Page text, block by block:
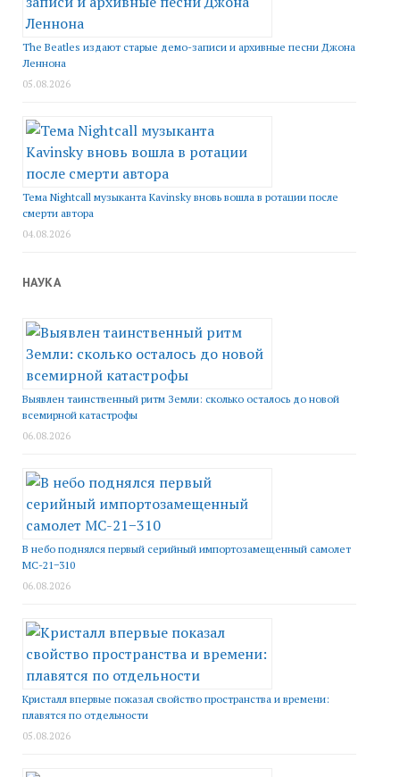
The Beatles издают старые демо-записи и архивные песни Джона
Леннона
05.08.2026
Тема Nightcall музыканта Kavinsky вновь вошла в ротации после
смерти автора
04.08.2026
НАУКА
Выявлен таинственный ритм Земли: сколько осталось до новой
всемирной катастрофы
06.08.2026
В небо поднялся первый серийный импортозамещенный самолет
МС-21−310
06.08.2026
Кристалл впервые показал свойство пространства и времени:
плавятся по отдельности
05.08.2026